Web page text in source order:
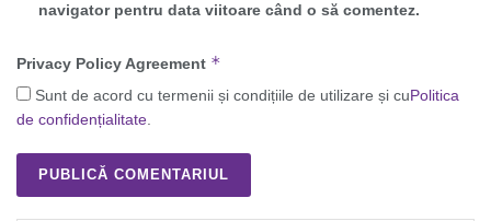
navigator pentru data viitoare când o să comentez.
Privacy Policy Agreement *
Sunt de acord cu termenii și condițiile de utilizare și cuPolitica
de confidențialitate.